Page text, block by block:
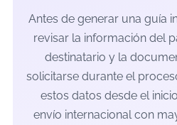
Antes de generar una guía
revisar la información del
destinatario y la
solicitarse durante el
estos datos desde el
envío internacional con